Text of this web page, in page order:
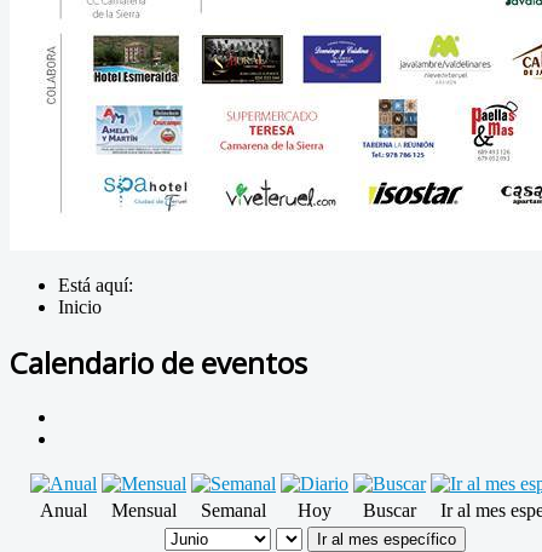
Está aquí:
Inicio
Calendario de eventos
Anual Mensual Semanal Hoy Buscar Ir al mes
Ir al mes específico